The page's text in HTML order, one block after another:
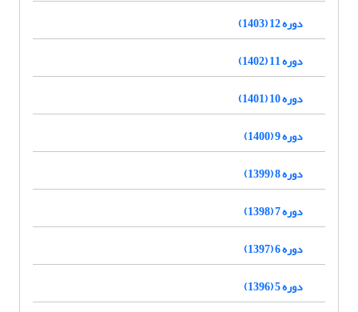
دوره 12 (1403)
دوره 11 (1402)
دوره 10 (1401)
دوره 9 (1400)
دوره 8 (1399)
دوره 7 (1398)
دوره 6 (1397)
دوره 5 (1396)